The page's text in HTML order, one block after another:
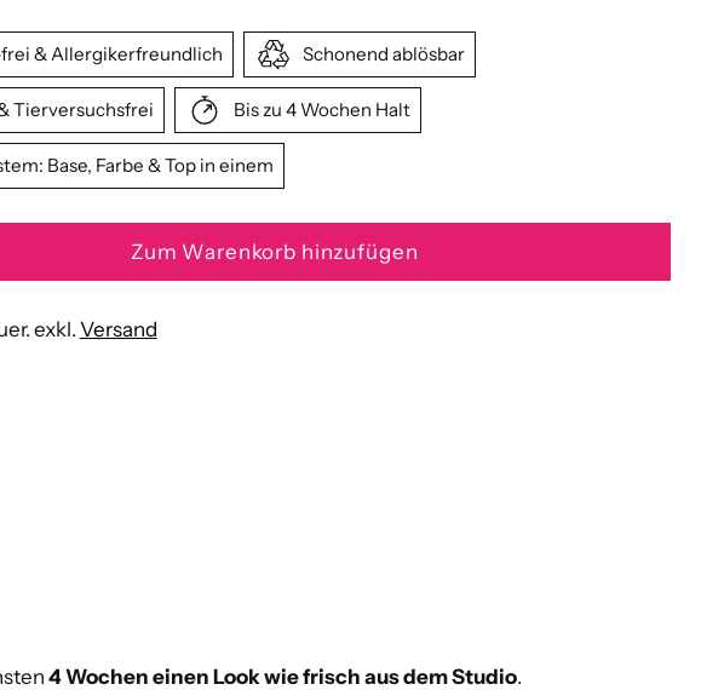
& Allergikerfreundlich Schonend ablösbar
Tierversuchsfrei Bis zu 4 Wochen Halt
Base, Farbe & Top in einem
Zum Warenkorb hinzufügen
exkl. Versand
4 Wochen einen Look wie frisch aus dem Studio.